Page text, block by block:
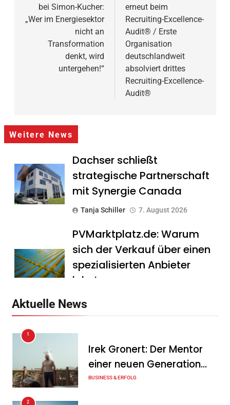
bei Simon-Kucher:
„Wer im Energiesektor
nicht an
Transformation
denkt, wird
untergehen!“
erneut beim
Recruiting-Excellence-
Audit® / Erste
Organisation
deutschlandweit
absolviert drittes
Recruiting-Excellence-
Audit®
Weitere News
Dachser schließt
strategische Partnerschaft
mit Synergie Canada
Tanja Schiller 7. August 2026
PVMarktplatz.de: Warum
sich der Verkauf über einen
spezialisierten Anbieter
lohnt
Mitarbeitergespräch pro
Jahr nichts verändert – und
was stattdessen
Verbindlichkeit schafft
Aktuelle News
1
Irek Gronert: Der Mentor
einer neuen Generation
von Unternehmern
BUSINESS & ERFOLG
2